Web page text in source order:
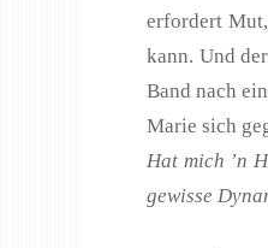
erfordert
kann. Und
Band nach
Marie sich
Hat mich ’n
gewisse